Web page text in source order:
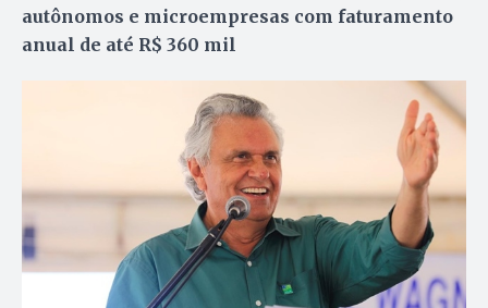
autônomos e microempresas com faturamento
anual de até R$ 360 mil